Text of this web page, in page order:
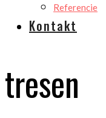
Referencie
Kontakt
tresen